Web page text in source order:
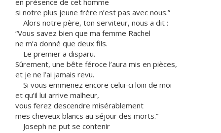
en présence de cet homme
si notre plus jeune frère n’est pas avec nous.”
Alors notre père, ton serviteur, nous a dit :
“Vous savez bien que ma femme Rachel
ne m’a donné que deux fils.
Le premier a disparu.
Sûrement, une bête féroce l’aura mis en pièces,
et je ne l’ai jamais revu.
Si vous emmenez encore celui-ci loin de moi
et qu’il lui arrive malheur,
vous ferez descendre misérablement
mes cheveux blancs au séjour des morts.”
Joseph ne put se contenir